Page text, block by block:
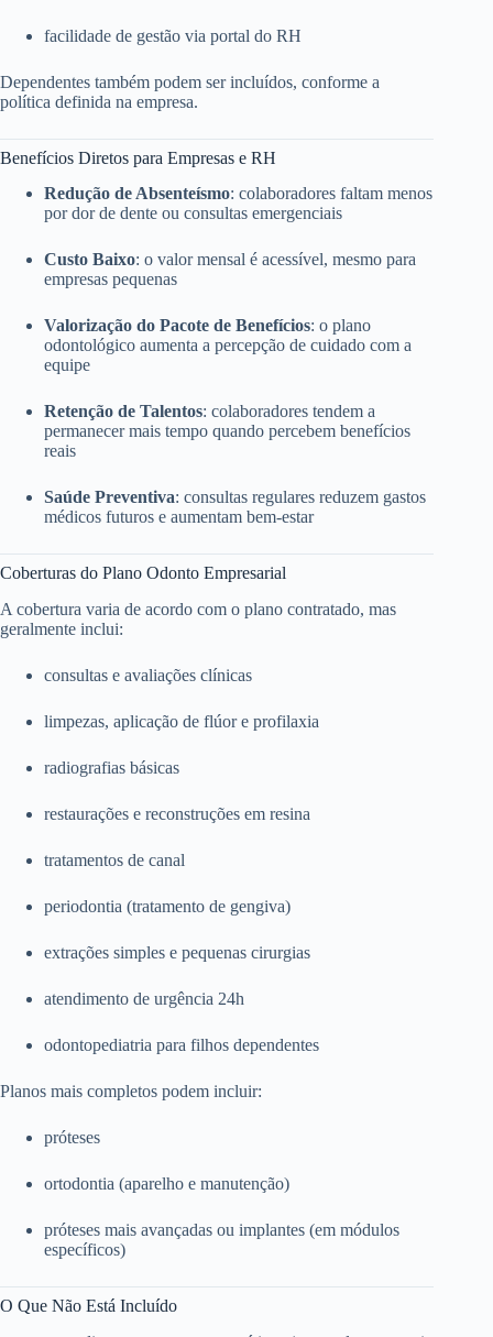
facilidade de gestão via portal do RH
Dependentes também podem ser incluídos, conforme a
política definida na empresa.
Benefícios Diretos para Empresas e RH
Redução de Absenteísmo: colaboradores faltam menos
por dor de dente ou consultas emergenciais
Custo Baixo: o valor mensal é acessível, mesmo para
empresas pequenas
Valorização do Pacote de Benefícios: o plano
odontológico aumenta a percepção de cuidado com a
equipe
Retenção de Talentos: colaboradores tendem a
permanecer mais tempo quando percebem benefícios
reais
Saúde Preventiva: consultas regulares reduzem gastos
médicos futuros e aumentam bem-estar
Coberturas do Plano Odonto Empresarial
A cobertura varia de acordo com o plano contratado, mas
geralmente inclui:
consultas e avaliações clínicas
limpezas, aplicação de flúor e profilaxia
radiografias básicas
restaurações e reconstruções em resina
tratamentos de canal
periodontia (tratamento de gengiva)
extrações simples e pequenas cirurgias
atendimento de urgência 24h
odontopediatria para filhos dependentes
Planos mais completos podem incluir:
próteses
ortodontia (aparelho e manutenção)
próteses mais avançadas ou implantes (em módulos
específicos)
O Que Não Está Incluído